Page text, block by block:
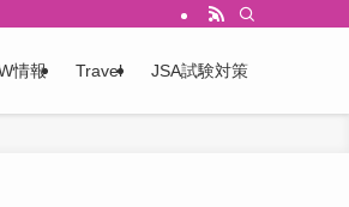
情報 Travel JSA試験対策